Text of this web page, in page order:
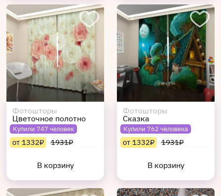
Фотошторы
Цветочное полотно
Купили 747 человек
от 1332₽ 1931₽
В корзину
Фотошторы
Сказка
Купили 762 человека
от 1332₽ 1931₽
В корзину